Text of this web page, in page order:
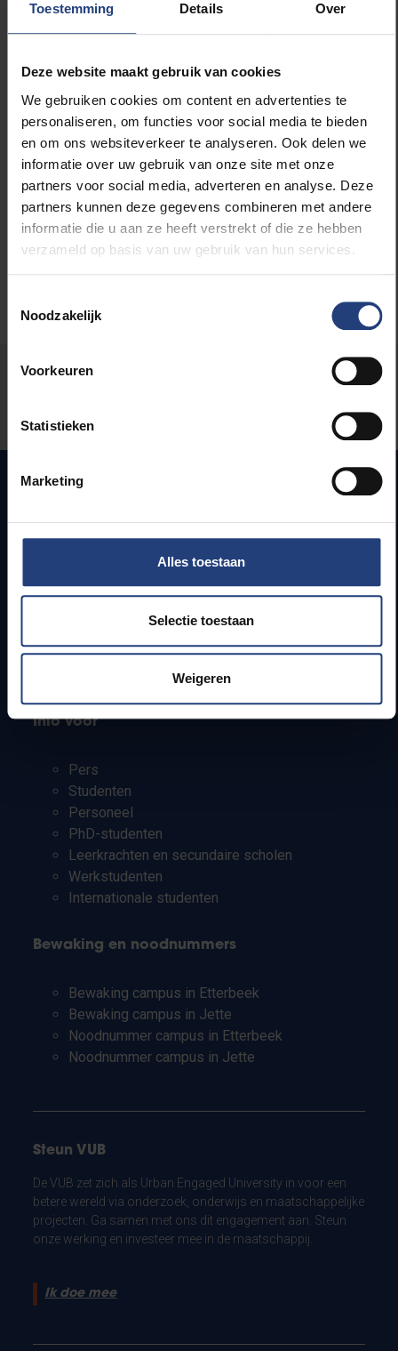
Toestemming Details Over
Deze website maakt gebruik van cookies
We gebruiken cookies om content en advertenties te
personaliseren, om functies voor social media te bieden
en om ons websiteverkeer te analyseren. Ook delen we
informatie over uw gebruik van onze site met onze
partners voor social media, adverteren en analyse. Deze
partners kunnen deze gegevens combineren met andere
informatie die u aan ze heeft verstrekt of die ze hebben
verzameld op basis van uw gebruik van hun services.
Noodzakelijk
Voorkeuren
Statistieken
Marketing
Alles toestaan
Selectie toestaan
Weigeren
weKONEKT
Wetenschap en onderzoek
Maatschappij en engagement
Stond er een fout op deze pagina?
Snel naar
Jobs
Onderzoeksgroepen
Campusfaciliteiten
Info voor
Pers
Studenten
Personeel
PhD-studenten
Leerkrachten en secundaire scholen
Werkstudenten
Internationale studenten
Bewaking en noodnummers
Bewaking campus in Etterbeek
Bewaking campus in Jette
Noodnummer campus in Etterbeek
Noodnummer campus in Jette
Steun VUB
De VUB zet zich als Urban Engaged University in voor een
betere wereld via onderzoek, onderwijs en maatschappelijke
projecten. Ga samen met ons dit engagement aan. Steun
onze werking en investeer mee in de maatschappij.
Ik doe mee